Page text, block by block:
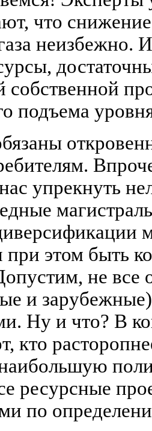
что
неизбежно.
собственной
подъема
упрекнуть
при этом быть
не все
и
Ну и что? В
кто
ресурсные
по